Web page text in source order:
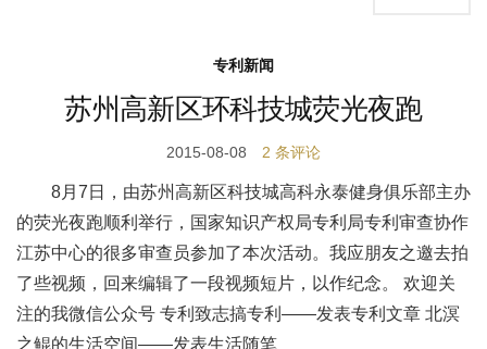
专利新闻
苏州高新区环科技城荧光夜跑
2015-08-08 2 条评论
8月7日，由苏州高新区科技城高科永泰健身俱乐部主办
的荧光夜跑顺利举行，国家知识产权局专利局专利审查协作
江苏中心的很多审查员参加了本次活动。我应朋友之邀去拍
了些视频，回来编辑了一段视频短片，以作纪念。 欢迎关
注的我微信公众号 专利致志搞专利——发表专利文章 北溟
之鲲的生活空间——发表生活随笔